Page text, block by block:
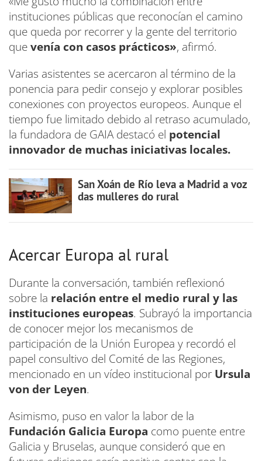
instituciones públicas que reconocían el camino
que queda por recorrer y la gente del territorio
quevenía con casos prácticos», afirmó.
Varias asistentes se acercaron al término de la
ponencia para pedir consejo y explorar posibles
conexiones con proyectos europeos. Aunque el
tiempo fue limitado debido al retraso acumulado,
la fundadora de GAIA destacó el potencial
innovador de muchas iniciativas locales.
San Xoán de Río leva a Madrid a voz
das mulleres do rural
Acercar Europa al rural
Durante la conversación, también reflexionó
sobre la relación entre el medio rural y las
instituciones europeas. Subrayó la importancia
de conocer mejor los mecanismos de
participación de la Unión Europea y recordó el
papel consultivo del Comité de las Regiones,
mencionado en un vídeo institucional por Ursula
von der Leyen.
Asimismo, puso en valor la labor de la
Fundación Galicia Europa como puente entre
Galicia y Bruselas, aunque consideró que en